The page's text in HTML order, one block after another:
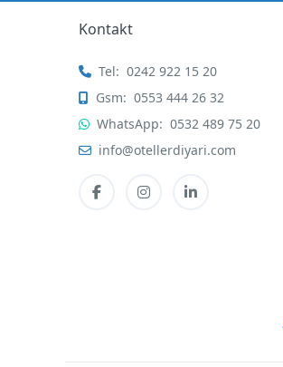
Kontakt
Tel: 0242 922 15 20
Gsm: 0553 444 26 32
WhatsApp: 0532 489 75 20
info@otellerdiyari.com